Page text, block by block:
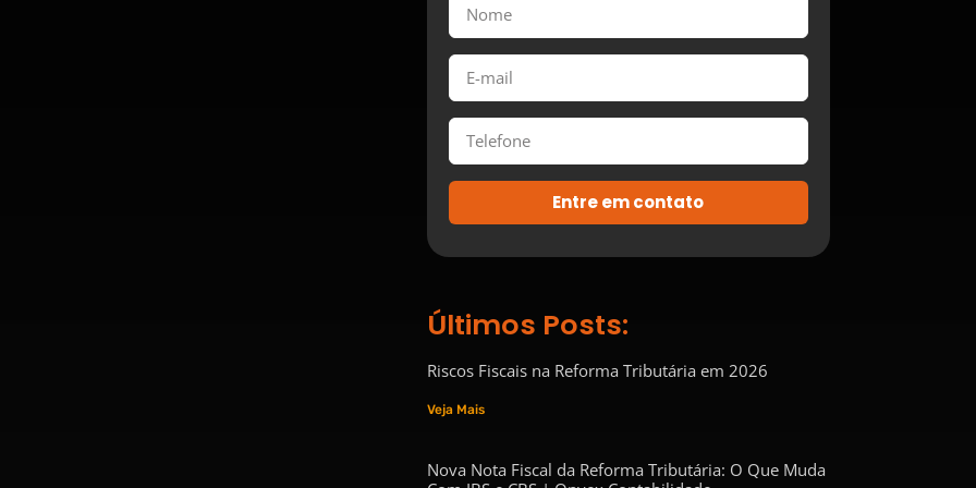
Entre em contato
Últimos Posts:
Riscos Fiscais na Reforma Tributária em 2026
Veja Mais
Nova Nota Fiscal da Reforma Tributária: O Que Muda